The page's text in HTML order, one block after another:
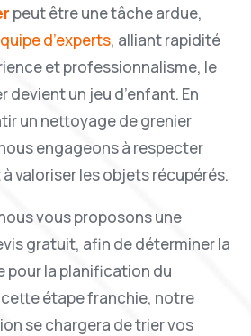
peut être une tâche ardue,
d’experts, alliant rapidité
et professionnalisme, le
devient un jeu d’enfant. En
un nettoyage de grenier
engageons à respecter
valoriser les objets récupérés.
vous proposons une
gratuit, afin de déterminer la
pour la planification du
étape franchie, notre
se chargera de trier vos